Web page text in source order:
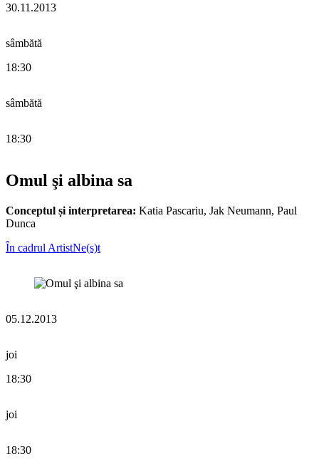
30.11.2013
sâmbătă
18:30
sâmbătă
18:30
Omul şi albina sa
Conceptul și interpretarea: Katia Pascariu, Jak Neumann, Paul
Dunca
În cadrul ArtistNe(s)t
05.12.2013
joi
18:30
joi
18:30